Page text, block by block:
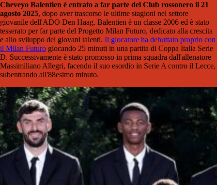
Cheveyo Balentien è entrato a far parte del Club rossonero il 21
agosto 2025, dopo aver trascorso le ultime stagioni nel settore
giovanile dell'ADO Den Haag. Balentien è un classe 2006 ed è stato
tesserato per far parte del Progetto Milan Futuro, dedicato alla crescita
e allo sviluppo dei giovani talenti. Il giocatore ha debuttato proprio con
il Milan Futuro giocando 25 minuti in una partita di Coppa Italia Serie
D. Successivamente è stato promosso in prima squadra dall'allenatore
Massimiliano Allegri, facendo il suo esordio in Serie A contro il Lecce,
subentrando all'88esimo minuto.